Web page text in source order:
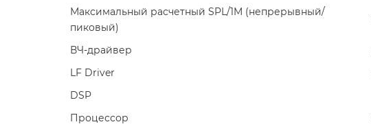
Максимальный расчетный SPL/1M (непрерывный/
пиковый)
ВЧ-драйвер
LF Driver
DSP
Процессор